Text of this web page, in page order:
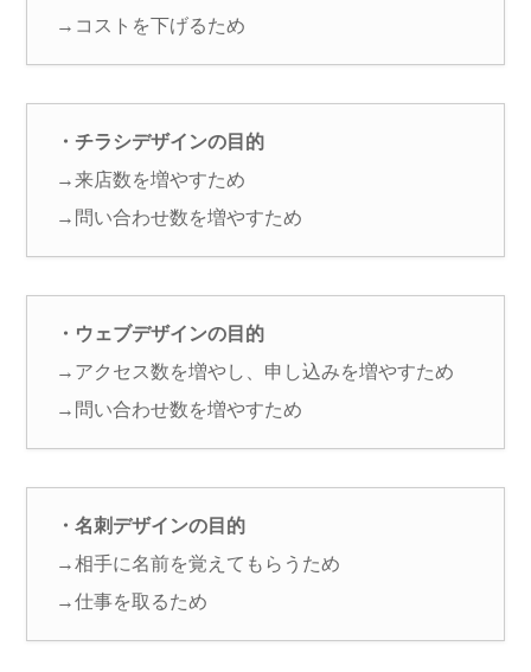
→コストを下げるため
・チラシデザインの目的
→来店数を増やすため
→問い合わせ数を増やすため
・ウェブデザインの目的
→アクセス数を増やし、申し込みを増やすため
→問い合わせ数を増やすため
・名刺デザインの目的
→相手に名前を覚えてもらうため
→仕事を取るため